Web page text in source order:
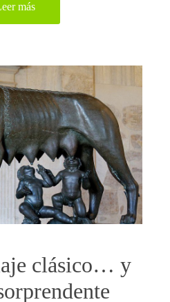
más
clásico… y